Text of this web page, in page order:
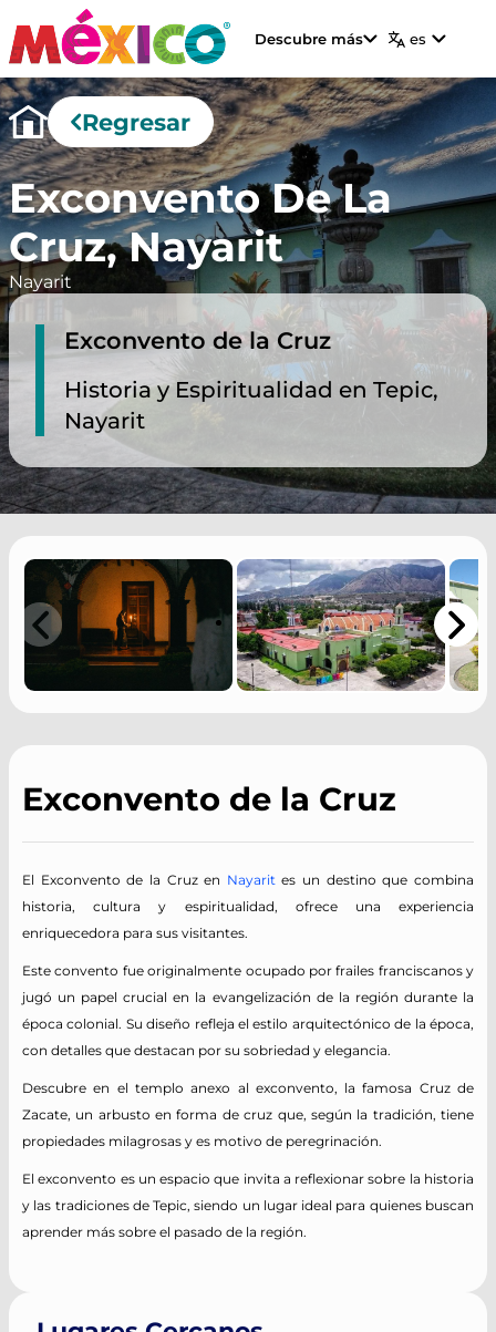
Descubre más es
Regresar
Exconvento De La
Cruz, Nayarit
Nayarit
Exconvento de la Cruz
Historia y Espiritualidad en Tepic,
Nayarit
Exconvento de la Cruz
El Exconvento de la Cruz en Nayarites un destino que combina
historia, cultura y espiritualidad, ofrece una experiencia
enriquecedora para sus visitantes.
Este convento fue originalmente ocupado por frailes franciscanos y
jugó un papel crucial en la evangelización de la región durante la
época colonial. Su diseño refleja el estilo arquitectónico de la época,
con detalles que destacan por su sobriedad y elegancia.
Descubre en el templo anexo al exconvento, la famosa Cruz de
Zacate, un arbusto en forma de cruz que, según la tradición, tiene
propiedades milagrosas y es motivo de peregrinación.
El exconvento es un espacio que invita a reflexionar sobre la historia
y las tradiciones de Tepic, siendo un lugar ideal para quienes buscan
aprender más sobre el pasado de la región.